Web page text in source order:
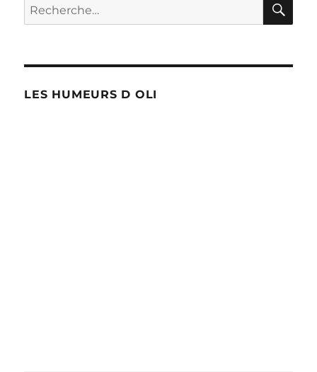
!
Recherche
pour :
LES HUMEURS D OLI